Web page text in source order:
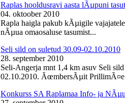
Raplas hooldusravi aasta lÃµpuni
04. oktoober 2010
Rapla haigla pakub kÃµigile
nÃµua omaosaluse tasumist...
Seli sild on suletud 30.09-02.10.2010
28. september 2010
Seli-Angerja mnt 1,4 km asuv Seli
02.10.2010. ÃœmbersÃµit
Konkurss SA Raplamaa Info- ja